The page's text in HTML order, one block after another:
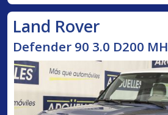
Land Rover
Defender 90 3.0 D200